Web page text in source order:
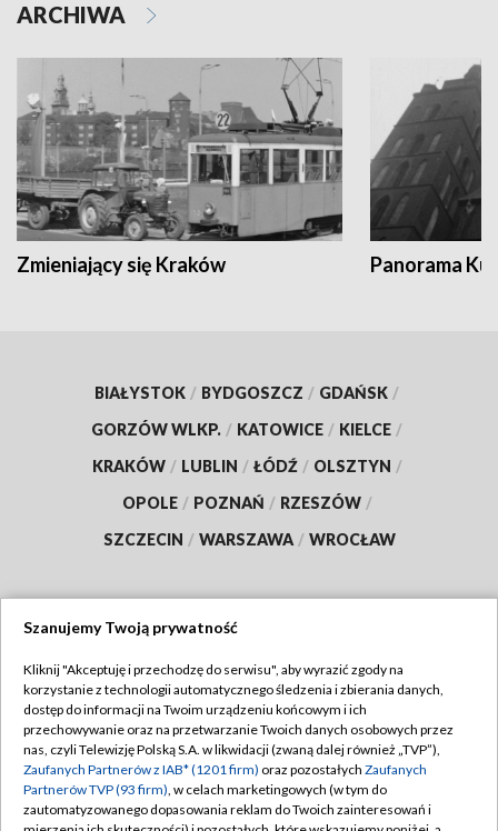
ARCHIWA
Zmieniający się Kraków Panorama
BIAŁYSTOK / BYDGOSZCZ / GDAŃSK /
GORZÓW WLKP. / KATOWICE / KIELCE /
KRAKÓW / LUBLIN / ŁÓDŹ / OLSZTYN /
OPOLE / POZNAŃ / RZESZÓW /
SZCZECIN / WARSZAWA / WROCŁAW
TVP
Abonament TVP
Emisja w TVP
Centrum informacji TVP
Regulamin TVP
Polityka prywatności
Moje zgody
Szanujemy Twoją prywatność
Kliknij "Akceptuję i przechodzę do serwisu", aby wyrazić zgody na
korzystanie z technologii automatycznego śledzenia i zbierania danych,
dostęp do informacji na Twoim urządzeniu końcowym i ich
przechowywanie oraz na przetwarzanie Twoich danych osobowych przez
nas, czyli Telewizję Polską S.A. w likwidacji (zwaną dalej również „TVP”),
Zaufanych Partnerów z IAB* (1201 firm) oraz pozostałych Zaufanych
Partnerów TVP (93 firm), w celach marketingowych (w tym do
zautomatyzowanego dopasowania reklam do Twoich zainteresowań i